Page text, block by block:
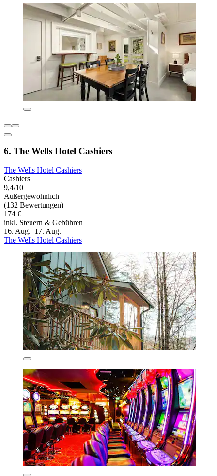
6. The Wells Hotel Cashiers
The Wells Hotel Cashiers
Cashiers
9,4/10
Außergewöhnlich
(132 Bewertungen)
174 €
inkl. Steuern & Gebühren
16. Aug.–17. Aug.
The Wells Hotel Cashiers